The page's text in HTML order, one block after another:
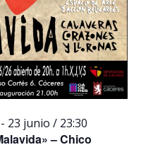
– Chico
- 23 junio / 23:30